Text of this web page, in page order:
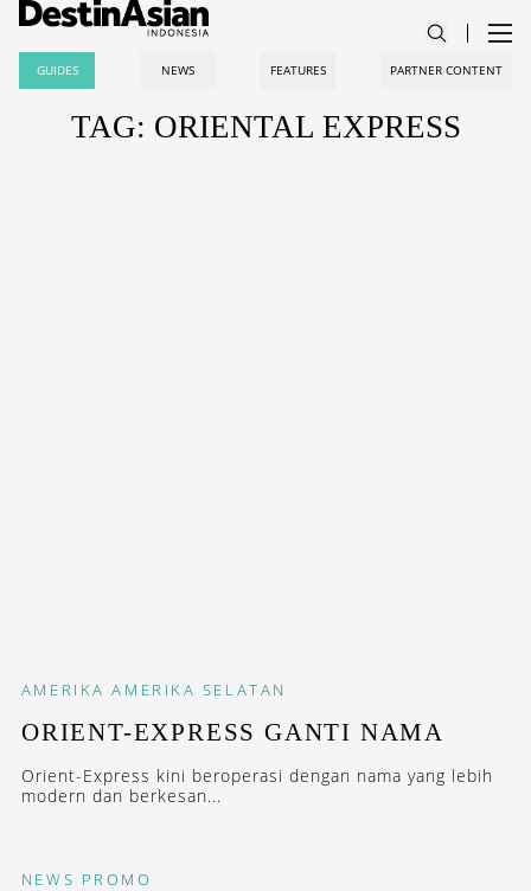
GUIDES NEWS FEATURES PARTNER CONTENT
TAG: ORIENTAL EXPRESS
AMERIKA AMERIKA SELATAN
ORIENT-EXPRESS GANTI NAMA
Orient-Express kini beroperasi dengan nama yang lebih
modern dan berkesan...
NEWS PROMO